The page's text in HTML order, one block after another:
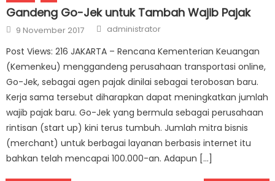
Gandeng Go-Jek untuk Tambah Wajib Pajak
Posted on
9 November 2017 Author
administrator
Post Views: 216 JAKARTA – Rencana Kementerian Keuangan
(Kemenkeu) menggandeng perusahaan transportasi online,
Go-Jek, sebagai agen pajak dinilai sebagai terobosan baru.
Kerja sama tersebut diharapkan dapat meningkatkan jumlah
wajib pajak baru. Go-Jek yang bermula sebagai perusahaan
rintisan (start up) kini terus tumbuh. Jumlah mitra bisnis
(merchant) untuk berbagai layanan berbasis internet itu
bahkan telah mencapai 100.000-an. Adapun […]